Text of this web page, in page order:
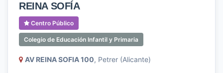
REINA SOFÍA
Centro Público
Colegio de Educación Infantil y Primaria
AV REINA SOFIA 100, Petrer (Alicante)